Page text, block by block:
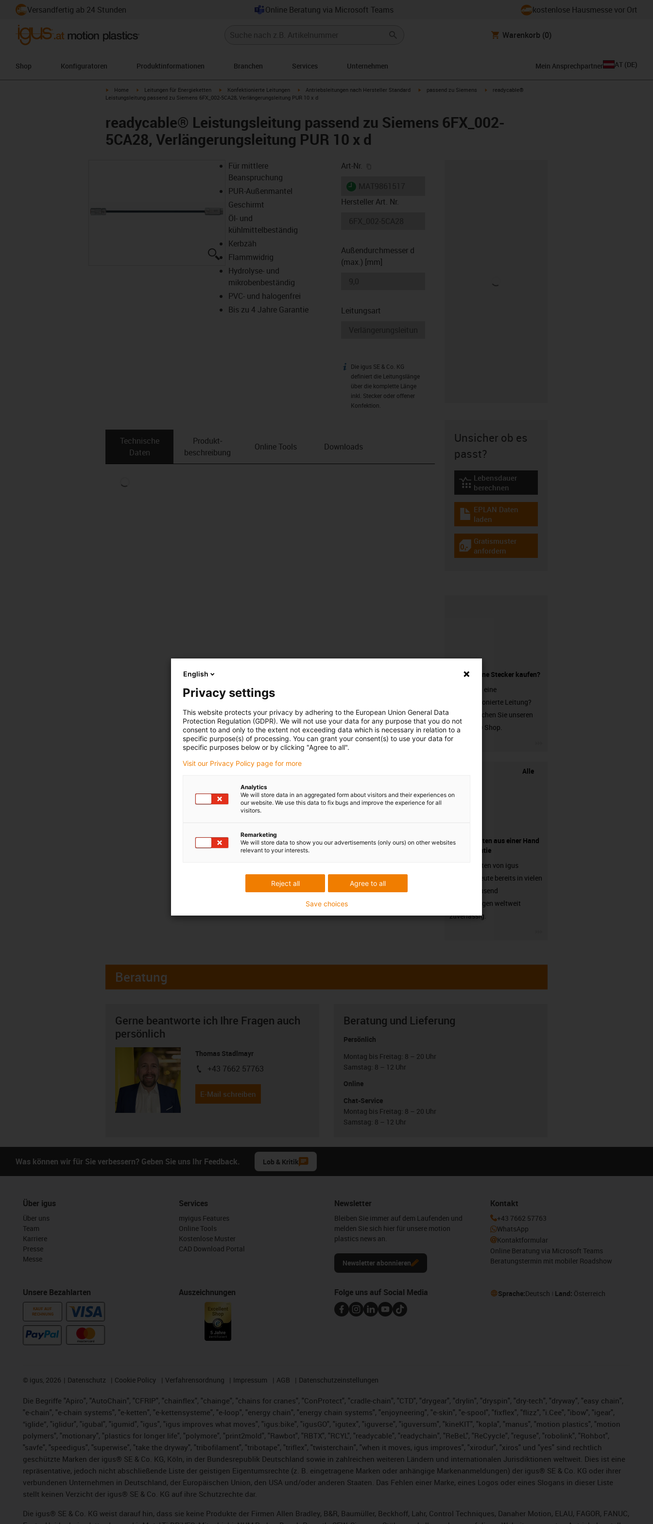
Versandfertig ab 24 Stunden Online Beratung via Microsoft Teams kostenlose Hausmesse vor Ort
Warenkorb (0)
Shop Konfiguratoren Produktinformationen Branchen Services Unternehmen Mein Ansprechpartner AT (DE)
igus-icon-arrow-right
Home igus-icon-arrow-right
Leitungen für Energieketten igus-icon-arrow-right
Konfektionierte Leitungen igus-icon-arrow-right
Antriebsleitungen nach Hersteller Standard igus-icon-arrow-right
passend zu Siemens igus-icon-arrow-right
readycable®
Leistungsleitung passend zu Siemens 6FX_002-5CA28, Verlängerungsleitung PUR 10 x d
readycable® Leistungsleitung passend zu Siemens 6FX_002-
5CA28, Verlängerungsleitung PUR 10 x d
igus-icon-lupe
Für mittlere
Beanspruchung
PUR-Außenmantel
Geschirmt
Öl- und
kühlmittelbeständig
Kerbzäh
Flammwidrig
Hydrolyse- und
mikrobenbeständig
PVC- und halogenfrei
Bis zu 4 Jahre Garantie
Art-Nr.
igus-icon-lieferzeit
Hersteller Art. Nr.
Außendurchmesser d
(max.) [mm]
Leitungsart
igus-icon-info
Die igus SE & Co. KG
definiert die Leitungslänge
über die komplette Länge
inkl. Stecker oder offener
Konfektion.
Technische
Daten
Produkt­
beschreibung
Online Tools Downloads
Unsicher ob es
passt?
igus-icon-lebensdauerrechner
Lebensdauer
berechnen
igus-icon-download-plan
EPLAN Daten
laden
igus-icon-gratismuster
Gratismuster
anfordern
Leitung ohne Stecker kaufen?
Sie suchen eine
unkonfektionierte Leitung?
Dann besuchen Sie unseren
chainflex® Shop.
Alle
Komponenten aus einer Hand
- mit Garantie
Energieketten von igus
arbeiten heute bereits in vielen
hunderttausend
Anwendungen weltweit
zuverlässig.
Beratung
Gerne beantworte ich Ihre Fragen auch
persönlich
Thomas Stadlmayr
igus-icon-phone
+43 7662 57763
E-Mail schreiben
Beratung und Lieferung
Persönlich
Montag bis Freitag: 8 – 20 Uhr
Samstag: 8 – 12 Uhr
Online
Chat-Service
Montag bis Freitag: 8 – 20 Uhr
Samstag: 8 – 12 Uhr
Was können wir für Sie verbessern? Geben Sie uns Ihr Feedback. Lob & Kritik
Über igus
Über uns
Team
Karriere
Presse
Messe
Unsere Bezahlarten
KAUF AUF
RECHNUNG
Services
myigus Features
Online Tools
Kostenlose Muster
CAD Download Portal
Auszeichnungen
Newsletter
Bleiben Sie immer auf dem Laufenden und
melden Sie sich hier für unsere motion
plastics news an.
Newsletter abonnieren
Kontakt
+43 7662 57763
WhatsApp
Kontaktformular
Online Beratung via Microsoft Teams
Beratungstermin mit mobiler Roadshow
Folge uns auf Social Media Sprache:Deutsch Land: Österreich
© igus, 2026 Datenschutz Cookie Policy Verfahrensordnung Impressum AGB Datenschutzeinstellungen
Die Begriffe "Apiro", "AutoChain", "CFRIP", "chainflex", "chainge", "chains for cranes", "ConProtect", "cradle-chain", "CTD", "drygear", "drylin", "dryspin", "dry-tech", "dryway", "easy chain",
"e-chain", "e-chain systems", "e-ketten", "e-kettensysteme", "e-loop", "energy chain", "energy chain systems", "enjoyneering", "e-skin", "e-spool", "fixflex", "flizz", "i.Cee", "ibow", "igear",
“iglide”, "iglidur", "igubal", "igumid", "igus", "igus improves what moves", "igus:bike", "igusGO", "igutex", "iguverse", "iguversum", "kineKIT", "kopla", "manus", "motion plastics", "motion
polymers", "motionary", "plastics for longer life", "polymore", "print2mold", "Rawbot", "RBTX", "RCYL", "readycable", "readychain", "ReBeL", "ReCyycle", "reguse", "robolink", "Rohbot",
"savfe", "speedigus", "superwise", "take the dryway", "tribofilament", "tribotape", "triflex", "twisterchain", "when it moves, igus improves", "xirodur", "xiros" und "yes" sind rechtlich
geschützte Marken der igus® SE & Co. KG, Köln, in der Bundesrepublik Deutschland sowie in zahlreichen weiteren Ländern und internationalen Jurisdiktionen weltweit. Dies ist eine
repräsentative, jedoch nicht abschließende Liste der geistigen Eigentumsrechte (z. B. eingetragene Marken oder anhängige Markenanmeldungen) der igus® SE & Co. KG oder ihrer
verbundenen Unternehmen in Deutschland, der Europäischen Union, den USA und/oder anderen Staaten. Das Fehlen einer Marke, eines Logos oder eines Slogans in dieser Liste
stellt keinen Verzicht der igus® SE & Co. KG auf ihre Schutzrechte dar.
Die igus® SE & Co. KG weist darauf hin, dass sie keine Produkte der Firmen Allen Bradley, B&R, Baumüller, Beckhoff, Lahr, Control Techniques, Danaher Motion, ELAU, FAGOR, FANUC,
English
Privacy settings
This website protects your privacy by adhering to the European Union General Data
Protection Regulation (GDPR). We will not use your data for any purpose that you do not
consent to and only to the extent not exceeding data which is necessary in relation to a
specific purpose(s) of processing. You can grant your consent(s) to use your data for
specific purposes below or by clicking "Agree to all".
Visit our Privacy Policy page for more
Analytics
We will store data in an aggregated form about visitors and their experiences on
our website. We use this data to fix bugs and improve the experience for all
visitors.
Remarketing
We will store data to show you our advertisements (only ours) on other websites
relevant to your interests.
Agree to all
Reject all
Save choices